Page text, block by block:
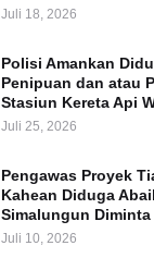
Juli 18, 2026
Polisi Amankan
Penipuan dan atau
Stasiun Kereta Api
Juli 25, 2026
Pengawas Proyek
Kahean Diduga
Simalungun
Juli 10, 2026